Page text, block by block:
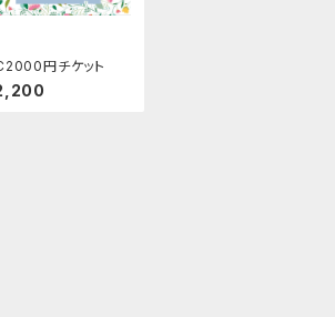
円チケット